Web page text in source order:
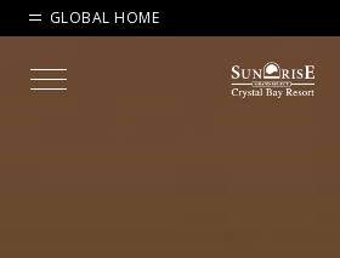
GLOBAL HOME
Menu